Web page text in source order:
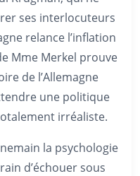
ses interlocuteurs
relance l’inflation
Mme Merkel prouve
de l’Allemagne
une politique
irréaliste.
la psychologie
d’échouer sous